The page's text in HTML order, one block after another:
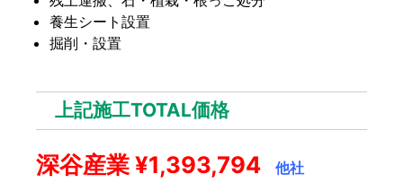
養生シート設置
掘削・設置
上記施工TOTAL価格
深谷産業 ¥1,393,794
他社